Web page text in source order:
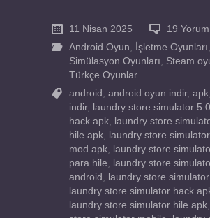
11 Nisan 2025
19 Yorum
Android Oyun, İşletme Oyunları,
Simülasyon Oyunları, Steam
Türkçe Oyunlar
android , android oyun indir, apk,
indir, laundry store simulator
hack apk, laundry store
hile apk, laundry store
mod apk, laundry store
para hile, laundry store
android , laundry store
laundry store simulator hack
laundry store simulator hile apk,